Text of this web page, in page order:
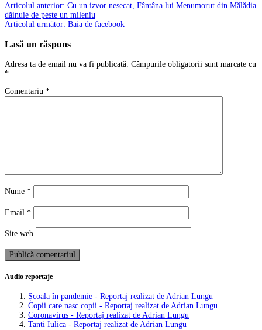
Articolul anterior: Cu un izvor nesecat, Fântâna lui Menumorut din Mălădia
dăinuie de peste un mileniu
Articolul următor: Baia de facebook
Lasă un răspuns
Adresa ta de email nu va fi publicată. Câmpurile obligatorii sunt marcate cu
*
Comentariu *
Nume *
Email *
Site web
Audio reportaje
Școala în pandemie - Reportaj realizat de Adrian Lungu
Copii care nasc copii - Reportaj realizat de Adrian Lungu
Coronavirus - Reportaj realizat de Adrian Lungu
Tanti Iulica - Reportaj realizat de Adrian Lungu